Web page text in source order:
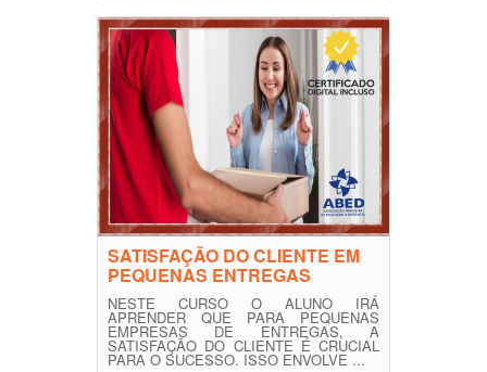
SATISFAÇÃO DO CLIENTE EM
PEQUENAS ENTREGAS
NESTE CURSO O ALUNO IRÁ
APRENDER QUE PARA PEQUENAS
EMPRESAS DE ENTREGAS, A
SATISFAÇÃO DO CLIENTE É CRUCIAL
PARA O SUCESSO. ISSO ENVOLVE ...